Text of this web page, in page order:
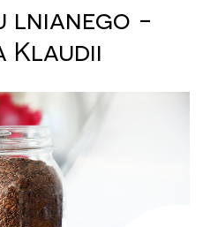
lnianego -
Klaudii